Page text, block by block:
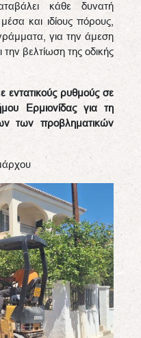
κάθε δυνατή
και ιδίους πόρους,
για την άμεση
βελτίωση της οδικής
εντατικούς ρυθμούς σε
Ερμιονίδας για τη
των προβληματικών